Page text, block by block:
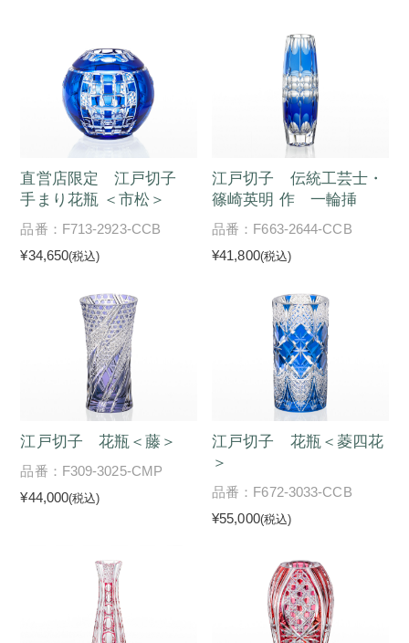
直営店限定 江戸切子
手まり花瓶 ＜市松＞
品番：F713-2923-CCB
¥34,650(税込)
江戸切子 伝統工芸士・
篠崎英明 作 一輪挿
品番：F663-2644-CCB
¥41,800(税込)
江戸切子 花瓶＜藤＞
品番：F309-3025-CMP
¥44,000(税込)
江戸切子 花瓶＜菱四花
＞
品番：F672-3033-CCB
¥55,000(税込)